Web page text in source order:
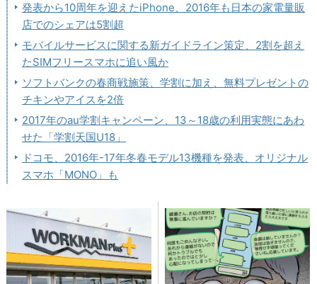
発表から10周年を迎えたiPhone、2016年も日本の家電量販
店でのシェアは5割超
モバイルサービスに関する新ガイドライン策定、2割を超え
たSIMフリースマホに追い風か
ソフトバンクの春商戦施策、学割に加え、無料プレゼントの
チキンやアイスを2倍
2017年のau学割キャンペーン、13～18歳の利用実態にあわ
せた「学割天国U18」
ドコモ、2016年-17年冬春モデル13機種を発表、オリジナル
スマホ「MONO」も